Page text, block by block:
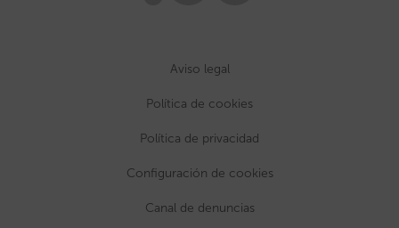
Aviso legal
Política de cookies
Política de privacidad
Configuración de cookies
Canal de denuncias